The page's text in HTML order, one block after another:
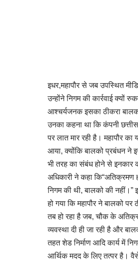
इधर,महापौर से जब उपस्थित
उन्होंने निगम की कार्रवाई क्यों
आश्चर्यजनक इसका ठीकरा
उनका कहना था कि कंपनी
पर लात मार रही है। महापौर का
आया, क्योंकि बालको प्रबंधन ने
भी तरह का संबंध होने से इनकार
अधिकारी ने कहा कि“अतिक्रमण
निगम की थी, बालको की
हो गया कि महापौर ने बालको
तब हो रहा है जब, चौक के
व्यवस्था दी ही जा रही है और
तहत शेड निर्माण आदि कार्य में
आर्थिक मदद के लिए तत्पर है।